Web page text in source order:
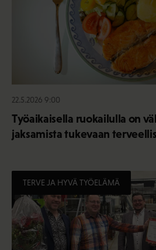
22.5.2026 9:00
Työaikaisella ruokailulla on
jaksamista tukevaan
TERVE JA HYVÄ TYÖELÄMÄ